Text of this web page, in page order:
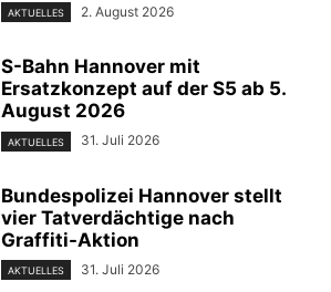
AKTUELLES 2. August 2026
S-Bahn Hannover mit
Ersatzkonzept auf der S5 ab 5.
August 2026
AKTUELLES 31. Juli 2026
Bundespolizei Hannover stellt
vier Tatverdächtige nach
Graffiti-Aktion
AKTUELLES 31. Juli 2026